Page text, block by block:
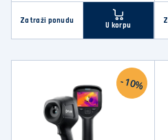
Zatraži ponudu
U korpu
-10%